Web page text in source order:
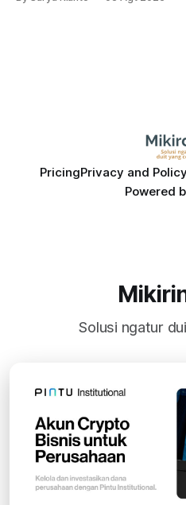
pola saham Grup Bakrie jelang
PricingPrivacy and Policy
Powered
Solusi ngatur